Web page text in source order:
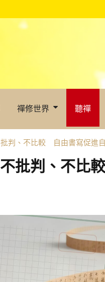
禪修世界 聽禪
批判、不比較 自由書寫促進
批判、不比